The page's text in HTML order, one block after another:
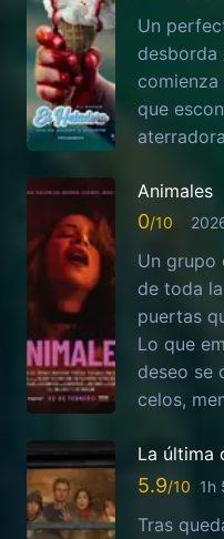
Un
desborda
que
Animales
0
Un grupo
de toda
puertas
Lo que
deseo se
celos,
La última
5.9 1h
Tras